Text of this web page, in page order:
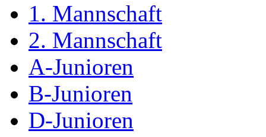
1. Mannschaft
2. Mannschaft
A-Junioren
B-Junioren
D-Junioren